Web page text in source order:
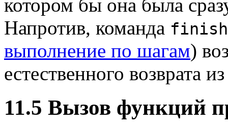
котором бы она была
Напротив, команда finish
выполнение по шагам)
естественного возврата
11.5 Вызов функций